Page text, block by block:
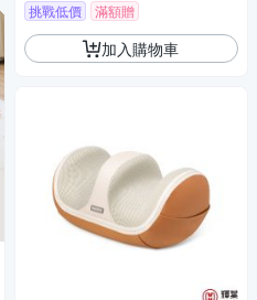
挑戰低價 滿額贈
加入購物車